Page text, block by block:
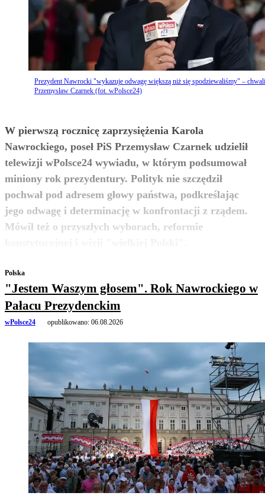
Prezydent Nawrocki "wykazuje odwagę większą niż się spodziewaliśmy" – chwali
Przemysław Czarnek (fot. wPolsce24)
W pierwszą rocznicę zaprzysiężenia Karola
Nawrockiego, poseł PiS Przemysław Czarnek udzielił
telewizji wPolsce24 wywiadu, w którym podsumował
miniony rok prezydentury. Polityk nie szczędził
pochwał pod adresem głowy państwa, podkreślając
jego odwagę i determinację w konfrontacji z rządem.
Mówił też o przyszłych wyborach, reformie
zobacz więcej
Polska
"Jestem Waszym głosem". Rok Nawrockiego w
Pałacu Prezydenckim
wPolsce24 opublikowano: 06.08.2026